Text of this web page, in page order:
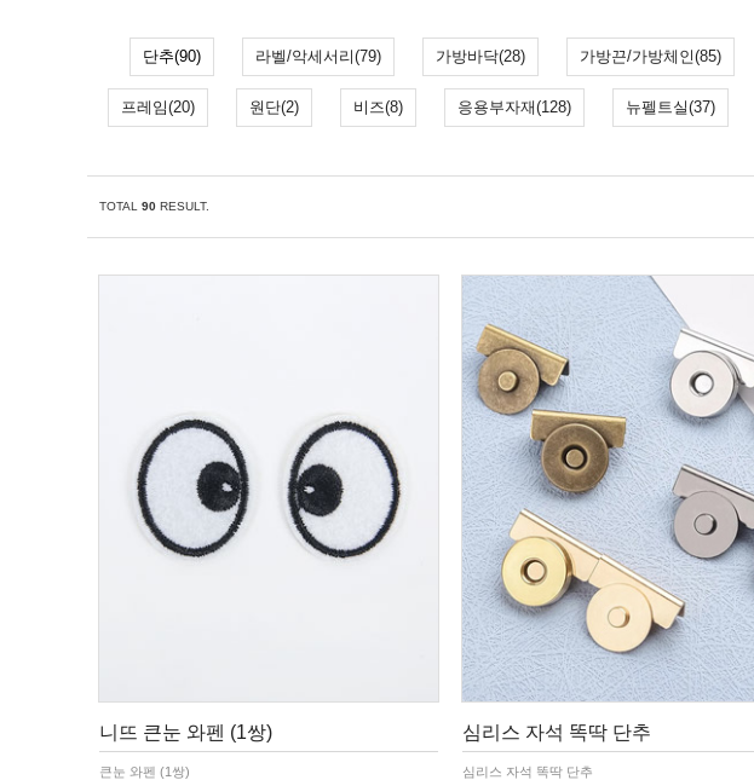
단추(90) 라벨/악세서리(79) 가방바닥(28) 가방끈/가방체인(85)
프레임(20) 원단(2) 비즈(8) 응용부자재(128) 뉴펠트실(37)
TOTAL 90 RESULT.
니뜨 큰눈 와펜 (1쌍)
큰눈 와펜 (1쌍)
심리스 자석 똑딱 단추
심리스 자석 똑딱 단추